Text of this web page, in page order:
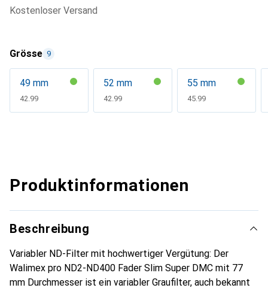
kostenloser Versand
Grösse 9
49 mm
CHF
42.99
52 mm
CHF
42.99
55 mm
CHF
45.99
Produktinformationen
Beschreibung
Variabler ND-Filter mit hochwertiger Vergütung: Der
Walimex pro ND2-ND400 Fader Slim Super DMC mit 77
mm Durchmesser ist ein variabler Graufilter, auch bekannt